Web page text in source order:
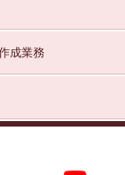
成業務